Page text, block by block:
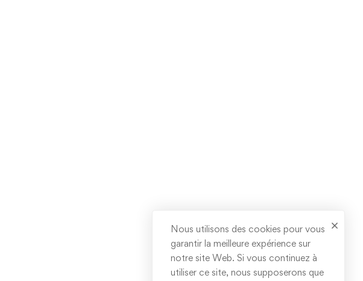
Nous utilisons des cookies pour vous
garantir la meilleure expérience sur
notre site Web. Si vous continuez à
utiliser ce site, nous supposerons que